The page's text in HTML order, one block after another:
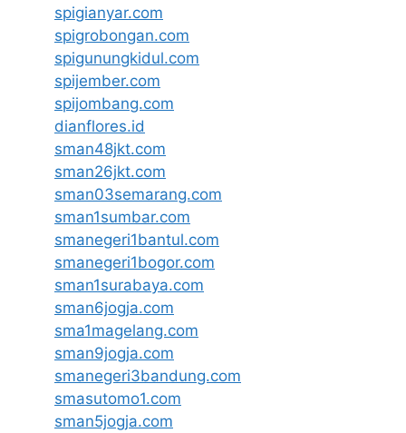
spigianyar.com
spigrobongan.com
spigunungkidul.com
spijember.com
spijombang.com
dianflores.id
sman48jkt.com
sman26jkt.com
sman03semarang.com
sman1sumbar.com
smanegeri1bantul.com
smanegeri1bogor.com
sman1surabaya.com
sman6jogja.com
sma1magelang.com
sman9jogja.com
smanegeri3bandung.com
smasutomo1.com
sman5jogja.com